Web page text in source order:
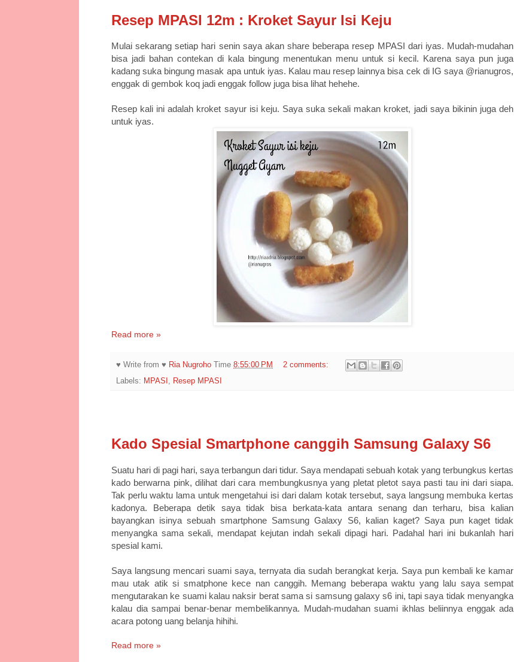
Resep MPASI 12m : Kroket Sayur Isi Keju
Mulai sekarang setiap hari senin saya akan share beberapa resep MPASI dari iyas. Mudah-mudahan
bisa jadi bahan contekan di kala bingung menentukan menu untuk si kecil. Karena saya pun juga
kadang suka bingung masak apa untuk iyas. Kalau mau resep lainnya bisa cek di IG saya @rianugros,
enggak di gembok koq jadi enggak follow juga bisa lihat hehehe.
Resep kali ini adalah kroket sayur isi keju. Saya suka sekali makan kroket, jadi saya bikinin juga deh
untuk iyas.
Read more »
♥ Write from ♥ Ria Nugroho Time 8:55:00 PM
2 comments:
Labels: MPASI Resep MPASI
Kado Spesial Smartphone canggih Samsung Galaxy S6
Suatu hari di pagi hari, saya terbangun dari tidur. Saya mendapati sebuah kotak yang terbungkus kertas
kado berwarna pink, dilihat dari cara membungkusnya yang pletat pletot saya pasti tau ini dari siapa.
Tak perlu waktu lama untuk mengetahui isi dari dalam kotak tersebut, saya langsung membuka kertas
kadonya. Beberapa detik saya tidak bisa berkata-kata antara senang dan terharu, bisa kalian
bayangkan isinya sebuah smartphone Samsung Galaxy S6, kalian kaget? Saya pun kaget tidak
menyangka sama sekali, mendapat kejutan indah sekali dipagi hari. Padahal hari ini bukanlah hari
spesial kami.
Saya langsung mencari suami saya, ternyata dia sudah berangkat kerja. Saya pun kembali ke kamar
mau utak atik si smatphone kece nan canggih. Memang beberapa waktu yang lalu saya sempat
mengutarakan ke suami kalau naksir berat sama si samsung galaxy s6 ini, tapi saya tidak menyangka
kalau dia sampai benar-benar membelikannya. Mudah-mudahan suami ikhlas beliinnya enggak ada
acara potong uang belanja hihihi.
Read more »